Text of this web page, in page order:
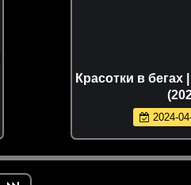
Красотки в бегах
2024-